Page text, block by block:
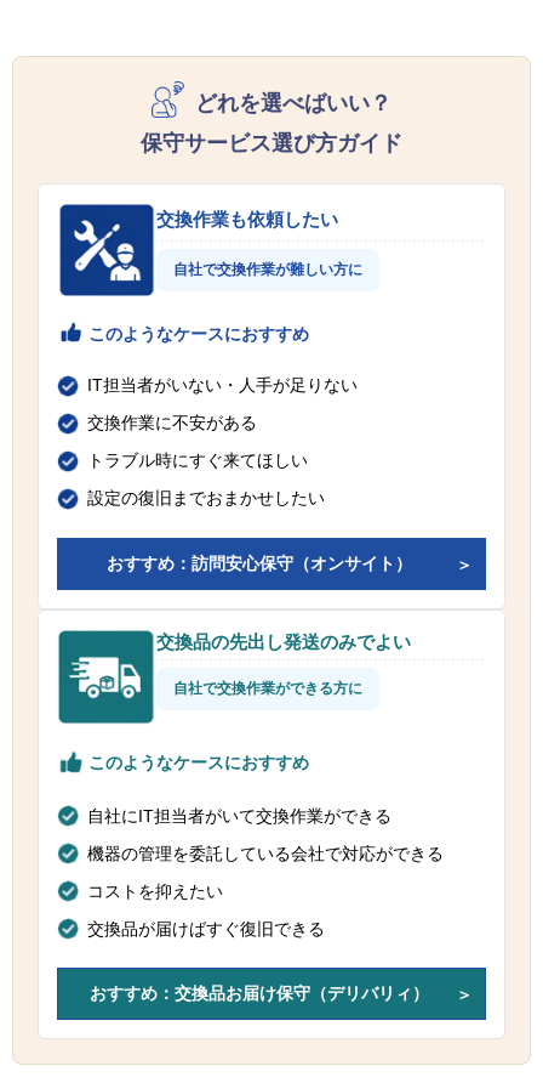
どれを選べばいい？
保守サービス選び方ガイド
交換作業も依頼したい
自社で交換作業が難しい方に
このようなケースにおすすめ
IT担当者がいない・人手が足りない
交換作業に不安がある
トラブル時にすぐ来てほしい
設定の復旧までおまかせしたい
おすすめ：訪問安心保守（オンサイト）
交換品の先出し発送のみでよい
自社で交換作業ができる方に
このようなケースにおすすめ
自社にIT担当者がいて交換作業ができる
機器の管理を委託している会社で対応ができる
コストを抑えたい
交換品が届けばすぐ復旧できる
おすすめ：交換品お届け保守（デリバリィ）